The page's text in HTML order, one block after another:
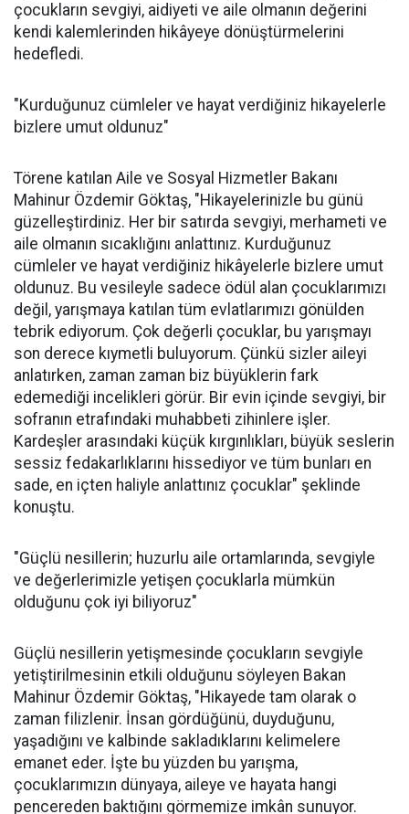
çocukların sevgiyi, aidiyeti ve aile olmanın değerini
kendi kalemlerinden hikâyeye dönüştürmelerini
hedefledi.
"Kurduğunuz cümleler ve hayat verdiğiniz hikayelerle
bizlere umut oldunuz"
Törene katılan Aile ve Sosyal Hizmetler Bakanı
Mahinur Özdemir Göktaş, "Hikayelerinizle bu günü
güzelleştirdiniz. Her bir satırda sevgiyi, merhameti ve
aile olmanın sıcaklığını anlattınız. Kurduğunuz
cümleler ve hayat verdiğiniz hikâyelerle bizlere umut
oldunuz. Bu vesileyle sadece ödül alan çocuklarımızı
değil, yarışmaya katılan tüm evlatlarımızı gönülden
tebrik ediyorum. Çok değerli çocuklar, bu yarışmayı
son derece kıymetli buluyorum. Çünkü sizler aileyi
anlatırken, zaman zaman biz büyüklerin fark
edemediği incelikleri görür. Bir evin içinde sevgiyi, bir
sofranın etrafındaki muhabbeti zihinlere işler.
Kardeşler arasındaki küçük kırgınlıkları, büyük seslerin
sessiz fedakarlıklarını hissediyor ve tüm bunları en
sade, en içten haliyle anlattınız çocuklar" şeklinde
konuştu.
"Güçlü nesillerin; huzurlu aile ortamlarında, sevgiyle
ve değerlerimizle yetişen çocuklarla mümkün
olduğunu çok iyi biliyoruz"
Güçlü nesillerin yetişmesinde çocukların sevgiyle
yetiştirilmesinin etkili olduğunu söyleyen Bakan
Mahinur Özdemir Göktaş, "Hikayede tam olarak o
zaman filizlenir. İnsan gördüğünü, duyduğunu,
yaşadığını ve kalbinde sakladıklarını kelimelere
emanet eder. İşte bu yüzden bu yarışma,
çocuklarımızın dünyaya, aileye ve hayata hangi
pencereden baktığını görmemize imkân sunuyor.